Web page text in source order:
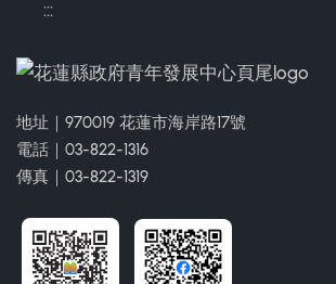
:::
地址｜970019 花蓮市海岸路17號
電話｜03-822-1316
傳真｜03-822-1319